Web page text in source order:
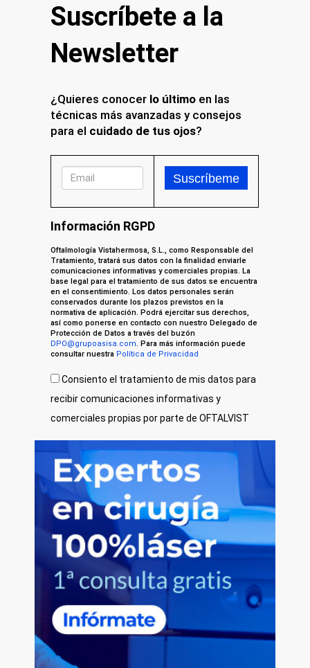
Suscríbete a la
Newsletter
¿Quieres conocer lo último en las
técnicas más avanzadas y consejos
para el cuidado de tus ojos?
Información RGPD
Oftalmología Vistahermosa, S.L., como Responsable del
Tratamiento, tratará sus datos con la finalidad enviarle
comunicaciones informativas y comerciales propias. La
base legal para el tratamiento de sus datos se encuentra
en el consentimiento. Los datos personales serán
conservados durante los plazos previstos en la
normativa de aplicación. Podrá ejercitar sus derechos,
así como ponerse en contacto con nuestro Delegado de
Protección de Datos a través del buzón
DPO@grupoasisa.com. Para más información puede
consultar nuestra Política de Privacidad
Consiento el tratamiento de mis datos para
recibir comunicaciones informativas y
comerciales propias por parte de OFTALVIST